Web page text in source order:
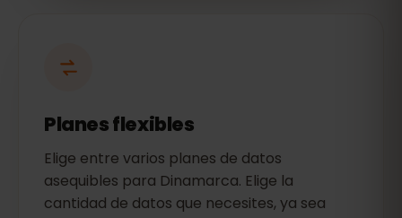
Planes flexibles
Elige entre varios planes de datos
asequibles para Dinamarca. Elige la
cantidad de datos que necesites, ya sea